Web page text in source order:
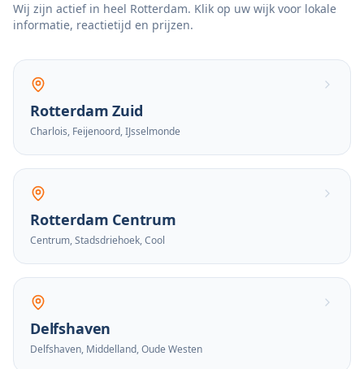
Wij zijn actief in heel Rotterdam. Klik op uw wijk voor lokale
informatie, reactietijd en prijzen.
Rotterdam Zuid
Charlois, Feijenoord, IJsselmonde
Rotterdam Centrum
Centrum, Stadsdriehoek, Cool
Delfshaven
Delfshaven, Middelland, Oude Westen